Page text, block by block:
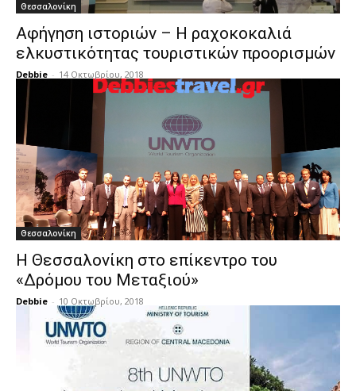
Θεσσαλονίκη
Αφήγηση ιστοριών – Η ραχοκοκαλιά
ελκυστικότητας τουριστικών προορισμών
Debbie - 14 Οκτωβρίου, 2018
Θεσσαλονίκη
Η Θεσσαλονίκη στο επίκεντρο του
«Δρόμου του Μεταξιού»
Debbie - 10 Οκτωβρίου, 2018